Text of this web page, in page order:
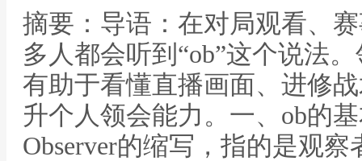
摘要：导语：在对局观看、
多人都会听到“ob”这个说法
有助于看懂直播画面、进修
升个人领会能力。一、ob的
Observer的缩写，指的是观